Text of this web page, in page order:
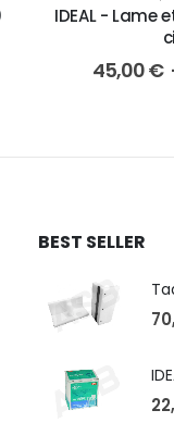
IDEAL - Lame
45,00€
BEST SELLER